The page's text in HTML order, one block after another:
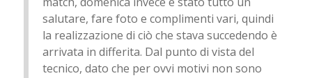
salutare, fare foto e complimenti vari, quindi
la realizzazione di ciò che stava succedendo è
arrivata in differita. Dal punto di vista del
tecnico, dato che per ovvi motivi non sono